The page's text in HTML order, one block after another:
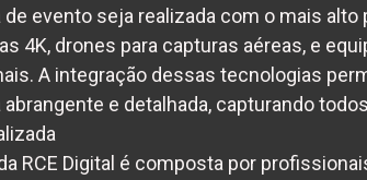
evento seja realizada com o mais
4K, drones para capturas aéreas, e
A integração dessas tecnologias
e detalhada, capturando
RCE Digital é composta por